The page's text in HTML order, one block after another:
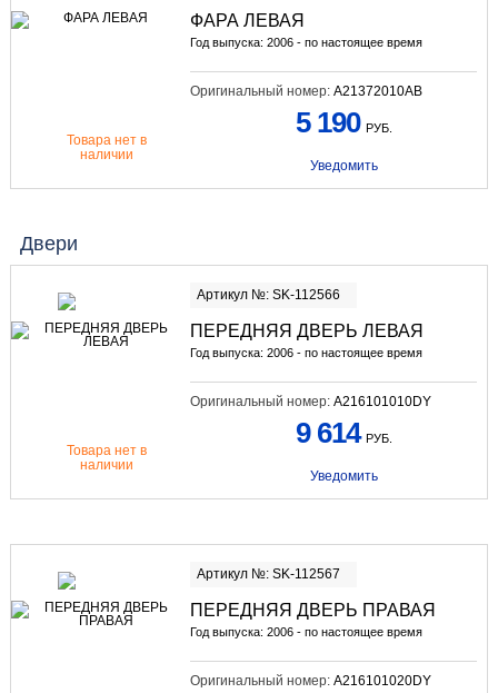
ФАРА ЛЕВАЯ
Год выпуска: 2006 - по настоящее время
Оригинальный номер: A21372010AB
Товара нет в
наличии
5 190 РУБ.
Уведомить
Двери
Артикул №: SK-112566
ПЕРЕДНЯЯ ДВЕРЬ ЛЕВАЯ
Год выпуска: 2006 - по настоящее время
Оригинальный номер: A216101010DY
Товара нет в
наличии
9 614 РУБ.
Уведомить
Артикул №: SK-112567
ПЕРЕДНЯЯ ДВЕРЬ ПРАВАЯ
Год выпуска: 2006 - по настоящее время
Оригинальный номер: A216101020DY